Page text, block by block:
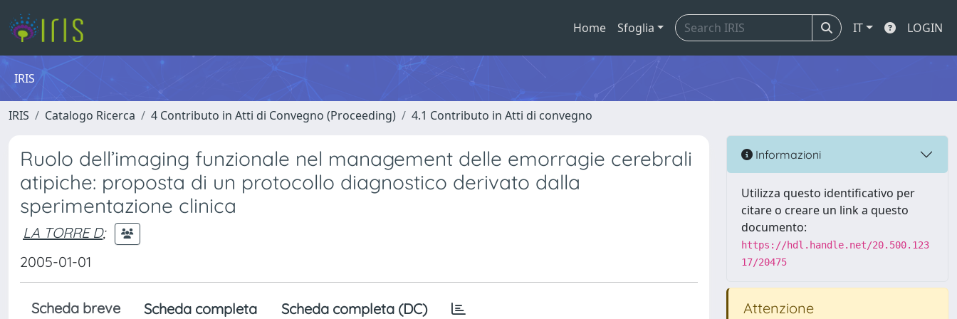
Home Sfoglia IT LOGIN
IRIS
IRIS Catalogo Ricerca 4 Contributo in Atti di Convegno (Proceeding) 4.1 Contributo in Atti di convegno
Ruolo dell’imaging funzionale nel management delle emorragie cerebrali
atipiche: proposta di un protocollo diagnostico derivato dalla
sperimentazione clinica
LA TORRE D;
2005-01-01
Scheda breve Scheda completa Scheda completa (DC)
Informazioni
Utilizza questo identificativo per
citare o creare un link a questo
documento:
https://hdl.handle.net/20.500.123
17/20475
Attenzione